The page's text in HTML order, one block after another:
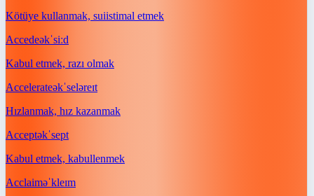
Kötüye kullanmak, suiistimal etmek
Accedeəkˈsiːd
Kabul etmek, razı olmak
Accelerateəkˈseləreɪt
Hızlanmak, hız kazanmak
Acceptəkˈsept
Kabul etmek, kabullenmek
Acclaiməˈkleɪm